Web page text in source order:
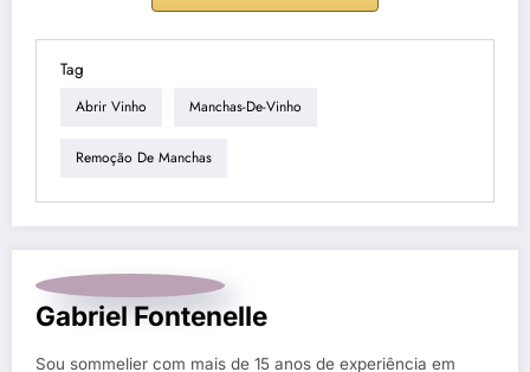
Tag
Abrir Vinho Manchas-De-Vinho
Remoção De Manchas
Gabriel Fontenelle
Sou sommelier com mais de 15 anos de experiência em